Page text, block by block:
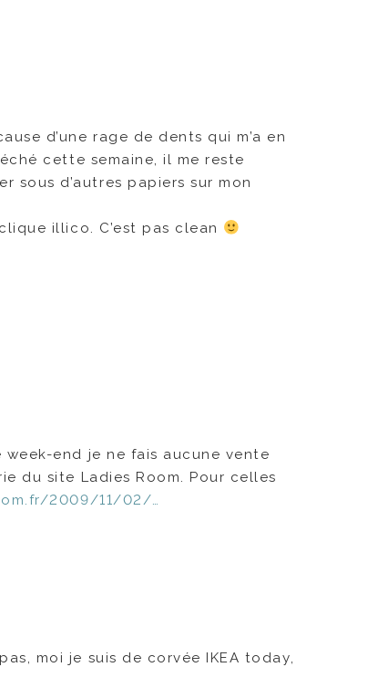
d’une rage de dents qui m’a en
cette semaine, il me reste
sous d’autres papiers sur mon
illico. C’est pas clean
week-end je ne fais aucune vente
du site Ladies Room. Pour celles
2009/11/02/…
moi je suis de corvée IKEA today,